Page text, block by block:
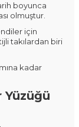
boyunca
olmuştur.
için
takılardan biri
kadar
Yüzüğü